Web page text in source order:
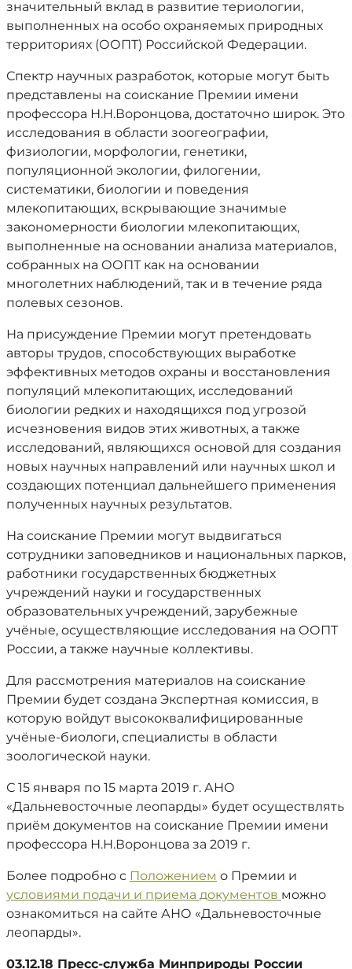
значительный вклад в развитие териологии,
выполненных на особо охраняемых природных
территориях (ООПТ) Российской Федерации.
Спектр научных разработок, которые могут быть
представлены на соискание Премии имени
профессора Н.Н.Воронцова, достаточно широк. Это
исследования в области зоогеографии,
физиологии, морфологии, генетики,
популяционной экологии, филогении,
систематики, биологии и поведения
млекопитающих, вскрывающие значимые
закономерности биологии млекопитающих,
выполненные на основании анализа материалов,
собранных на ООПТ как на основании
многолетних наблюдений, так и в течение ряда
полевых сезонов.
На присуждение Премии могут претендовать
авторы трудов, способствующих выработке
эффективных методов охраны и восстановления
популяций млекопитающих, исследований
биологии редких и находящихся под угрозой
исчезновения видов этих животных, а также
исследований, являющихся основой для создания
новых научных направлений или научных школ и
создающих потенциал дальнейшего применения
полученных научных результатов.
На соискание Премии могут выдвигаться
сотрудники заповедников и национальных парков,
работники государственных бюджетных
учреждений науки и государственных
образовательных учреждений, зарубежные
учёные, осуществляющие исследования на ООПТ
России, а также научные коллективы.
Для рассмотрения материалов на соискание
Премии будет создана Экспертная комиссия, в
которую войдут высококвалифицированные
учёные-биологи, специалисты в области
зоологической науки.
С 15 января по 15 марта 2019 г. АНО
«Дальневосточные леопарды» будет осуществлять
приём документов на соискание Премии имени
профессора Н.Н.Воронцова за 2019 г.
Более подробно с Положением о Премии и
условиями подачи и приема документов можно
ознакомиться на сайте АНО «Дальневосточные
леопарды».
03.12.18 Пресс-служба Минприроды России